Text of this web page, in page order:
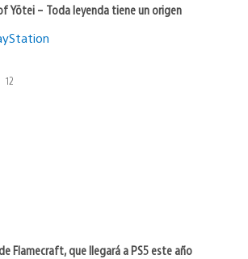
Yōtei – Toda leyenda tiene un origen
12
Flamecraft, que llegará a PS5 este año